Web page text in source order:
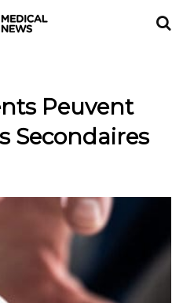
Peuvent
Secondaires